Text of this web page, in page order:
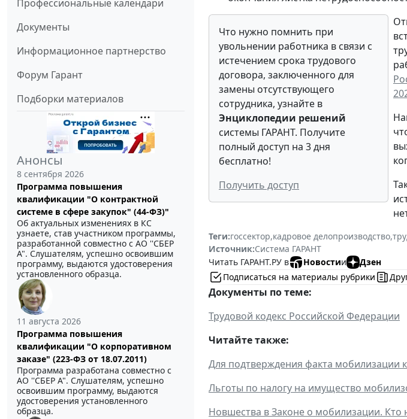
Профессиональные календари
Документы
Информационное партнерство
Форум Гарант
Подборки материалов
Анонсы
8 сентября 2026
Программа повышения
квалификации "О контрактной
системе в сфере закупок" (44-ФЗ)"
Об актуальных изменениях в КС
узнаете, став участником программы,
разработанной совместно с АО ''СБЕР
А". Слушателям, успешно освоившим
программу, выдаются удостоверения
установленного образца.
11 августа 2026
Программа повышения
квалификации "О корпоративном
заказе" (223-ФЗ от 18.07.2011)
Программа разработана совместно с
АО ''СБЕР А". Слушателям, успешно
освоившим программу, выдаются
удостоверения установленного
образца.
Что нужно помнить при
увольнении работника в связи с
истечением срока трудового
договора, заключенного для
замены отсутствующего
сотрудника, узнайте в
Энциклопедии решений
системы ГАРАНТ. Получите
полный доступ на 3 дня
бесплатно!
Получить доступ
Теги:госсектор,кадровое делопроизводство,
Источник:Система ГАРАНТ
Читать ГАРАНТ.РУ в
Новостии
Дзен
Подписаться на материалы рубрики
Документы по теме:
Трудовой кодекс Российской Федерации
Читайте также:
Для подтверждения факта мобилизации
Льготы по налогу на имущество
Новшества в Законе о мобилизации. Кто